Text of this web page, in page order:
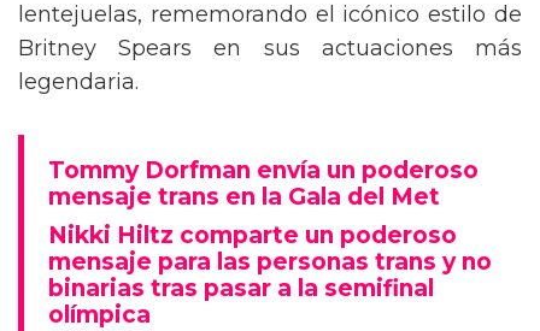
lentejuelas, rememorando el icónico estilo de
Britney Spears en sus actuaciones más
legendaria.
Tommy Dorfman envía un poderoso
mensaje trans en la Gala del Met
Nikki Hiltz comparte un poderoso
mensaje para las personas trans y no
binarias tras pasar a la semifinal
olímpica